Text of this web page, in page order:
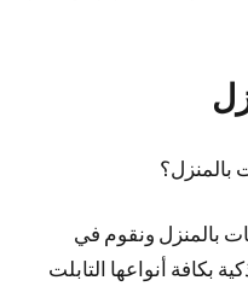
بالمنزل؟
بالمنزل ونقوم في
بكافة أنواعها التابلت